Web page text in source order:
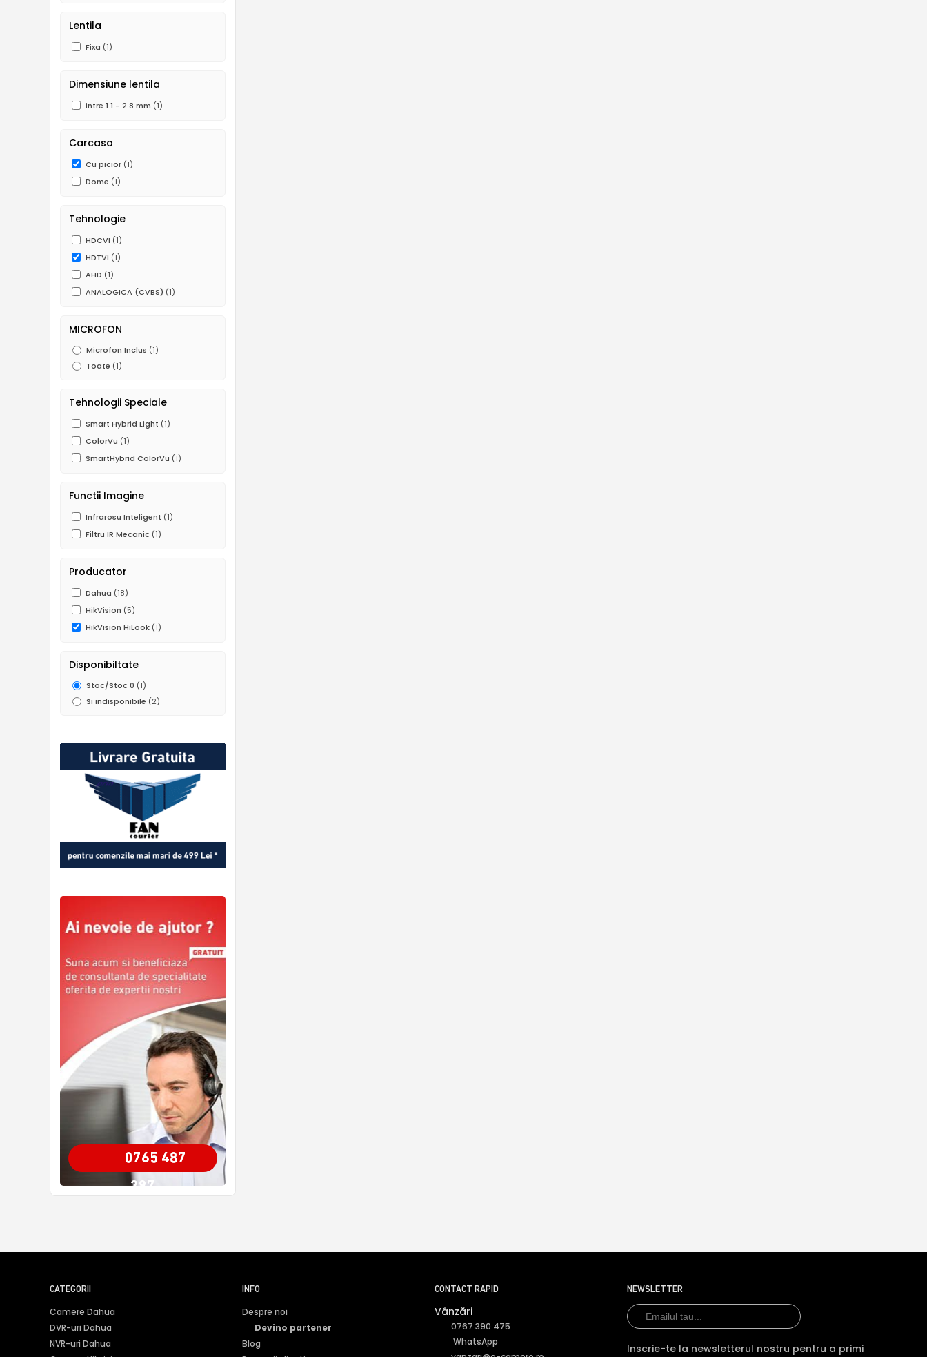
Lentila
Fixa (1)
Dimensiune lentila
intre 1.1 - 2.8 mm (1)
Carcasa
Cu picior (1)
Dome (1)
Tehnologie
HDCVI (1)
HDTVI (1)
AHD (1)
ANALOGICA (CVBS) (1)
MICROFON
Microfon Inclus (1)
Toate (1)
Tehnologii Speciale
Smart Hybrid Light (1)
ColorVu (1)
SmartHybrid ColorVu (1)
Functii Imagine
Infrarosu Inteligent (1)
Filtru IR Mecanic (1)
Producator
Dahua (18)
HikVision (5)
HikVision HiLook (1)
Disponibiltate
Stoc/Stoc 0 (1)
Si indisponibile (2)
0765 487
387
CATEGORII
Camere Dahua
DVR-uri Dahua
NVR-uri Dahua
INFO
Despre noi
Devino partener
Blog
CONTACT RAPID
Vânzări
0767 390 475
WhatsApp
NEWSLETTER
Inscrie-te la newsletterul nostru pentru a primi